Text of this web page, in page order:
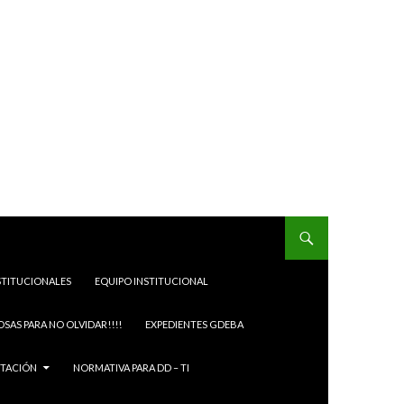
EQUIPO INSTITUCIONAL
PARA NO OLVIDAR!!!! EXPEDIENTES GDEBA
NORMATIVA PARA DD – TI